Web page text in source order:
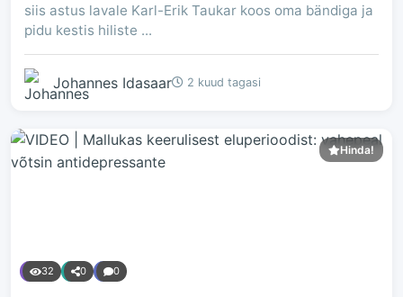
siis astus lavale Karl-Erik Taukar koos oma bändiga ja
pidu kestis hiliste ...
Johannes Idasaar 2 kuud tagasi
Hinda!
32 0 0